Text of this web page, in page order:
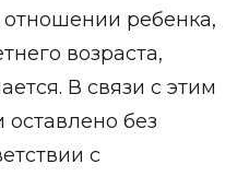
отношении ребенка,
возраста,
В связи с этим
без
с